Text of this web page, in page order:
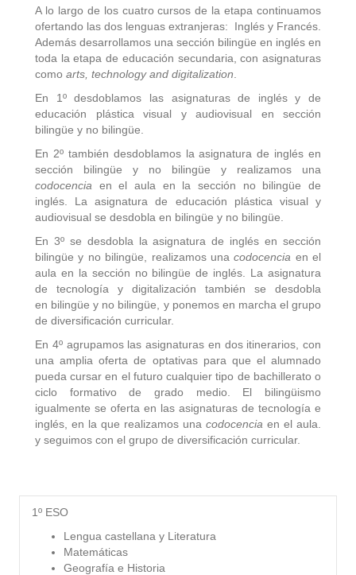
A lo largo de los cuatro cursos de la etapa continuamos
ofertando las dos lenguas extranjeras: Inglés y Francés.
Además desarrollamos una sección bilingüe en inglés en
toda la etapa de educación secundaria, con asignaturas
como arts, technology and digitalization
En 1º desdoblamos las asignaturas de inglés y de
educación plástica visual y audiovisual en sección
bilingüe y no bilingüe.
En 2º también desdoblamos la asignatura de inglés en
sección bilingüe y no bilingüe y realizamos una
codocencia en el aula en la sección no bilingüe de
inglés. La asignatura de educación plástica visual y
audiovisual se desdobla en bilingüe y no bilingüe.
En 3º se desdobla la asignatura de inglés en sección
bilingüe y no bilingüe, realizamos unacodocencia en el
aula en la sección no bilingüe de inglés. La asignatura
de tecnología y digitalización también se desdobla
en bilingüe y no bilingüe, y ponemos en marcha el grupo
de diversificación curricular.
En 4º agrupamos las asignaturas en dos itinerarios, con
una amplia oferta de optativas para que el alumnado
pueda cursar en el futuro cualquier tipo de bachillerato o
ciclo formativo de grado medio. El bilingüismo
igualmente se oferta en las asignaturas de tecnología e
inglés, en la que realizamos una codocencia en el aula.
y seguimos con el grupo de diversificación curricular.
1º ESO
Lengua castellana y Literatura
Matemáticas
Geografía e Historia